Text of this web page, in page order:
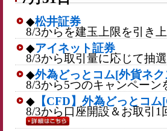
◆松井証券
8/3からを建玉上限を引き
◆アイネット証券
8/3から取引量に応じて抽
◆外為どっとコム[外貨ネ
8/3から5つのキャンペーン
◆ 【CFD】外為どっとコ
8/3から口座開設＆お取引